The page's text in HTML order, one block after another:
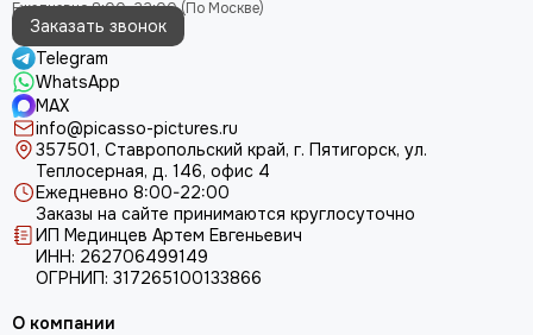
Заказать звонок
Telegram
WhatsApp
MAX
info@picasso-pictures.ru
357501, Ставропольский край, г. Пятигорск, ул.
Теплосерная, д. 146, офис 4
Ежедневно 8:00-22:00
Заказы на сайте принимаются круглосуточно
ИП Мединцев Артем Евгеньевич
ИНН: 262706499149
ОГРНИП: 317265100133866
О компании